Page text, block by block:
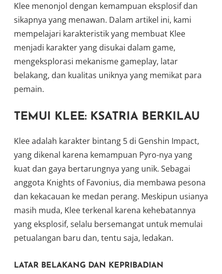
Klee menonjol dengan kemampuan eksplosif dan
sikapnya yang menawan. Dalam artikel ini, kami
mempelajari karakteristik yang membuat Klee
menjadi karakter yang disukai dalam game,
mengeksplorasi mekanisme gameplay, latar
belakang, dan kualitas uniknya yang memikat para
pemain.
TEMUI KLEE: KSATRIA BERKILAU
Klee adalah karakter bintang 5 di Genshin Impact,
yang dikenal karena kemampuan Pyro-nya yang
kuat dan gaya bertarungnya yang unik. Sebagai
anggota Knights of Favonius, dia membawa pesona
dan kekacauan ke medan perang. Meskipun usianya
masih muda, Klee terkenal karena kehebatannya
yang eksplosif, selalu bersemangat untuk memulai
petualangan baru dan, tentu saja, ledakan.
LATAR BELAKANG DAN KEPRIBADIAN